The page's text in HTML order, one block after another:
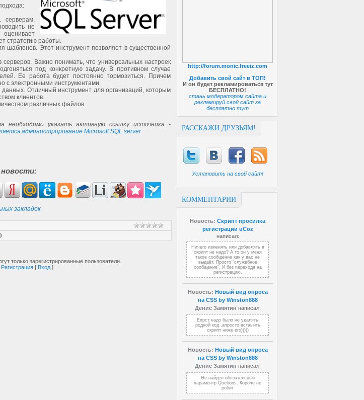
http://forum.monic.freeiz.com
Добавить свой сайт в ТОП!
И он будет рекламироваться тут
БЕСПЛАТНО!
стань модератором сайта и
рекламируй свой сайт за
бесплатно тут
РАССКАЖИ ДРУЗЬЯМ!
Установить на свой сайт!
КОММЕНТАРИИ
Новость: Скрипт просилка
регистрации uCoz
написал:
Ничего изменять или добавлять в
скрипт не надо? А то он у меня
такое сообщение как у вас не
выдаёт. Просто "служебное
сообщение". И без перехода на
регистрацию.
Новость: Новый вид опроса
на CSS by Winston888
Денис Замятин написал:
Епрст надо было не удалять
родной код ,апросто встаыить
скрипт ниже его)))))
Новость: Новый вид опроса
на CSS by Winston888
Денис Замятин написал:
Не найден обязательный
параментр Quetions. Короче не
робит
серверам.
не
стратегию работы.
шаблонов. Этот инструмент позволяет в существенной
Важно понимать, что универсальных настроек
под конкретную задачу. В противном случае
Ее работа будет постоянно тормозиться. Причем
с электронными инструментами.
Отличный инструмент для организаций, которым
клиентов.
различных файлов.
необходимо указать активную ссылку источника -
администрирование Microsoft SQL server
закладок
только зарегистрированные пользователи.
Регистрация | Вход ]